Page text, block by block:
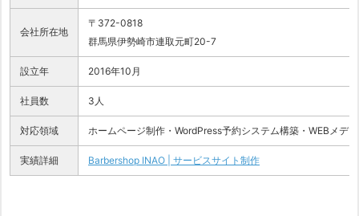
会社所在地
〒372-0818
群馬県伊勢崎市連取元町20-7
設立年 2016年10月
社員数 3人
対応領域 ホームページ制作・WordPress予約システム構築・WEBメデ
実績詳細 Barbershop INAO | サービスサイト制作